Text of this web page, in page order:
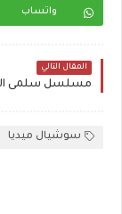
واتساب
المقال التالي
مسلسل سلمى الحلقه
سوشيال ميديا